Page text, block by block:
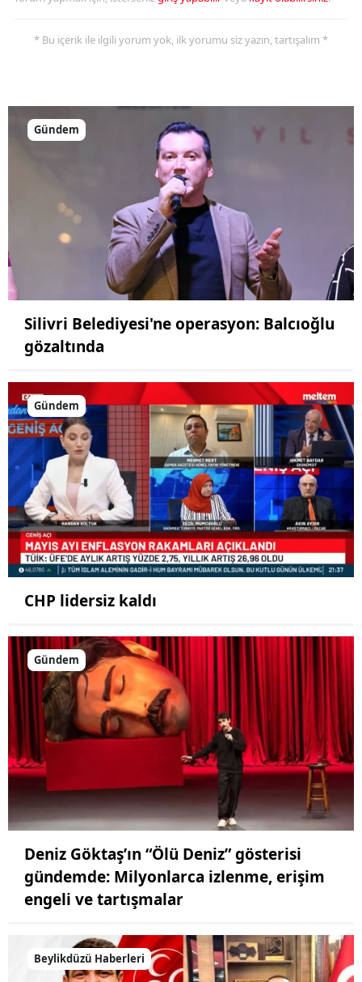
* Bu içerik ile ilgili yorum yok, ilk yorumu siz yazın, tartışalım *
Gündem
Silivri Belediyesi'ne operasyon: Balcıoğlu
gözaltında
Gündem
CHP lidersiz kaldı
Gündem
Deniz Göktaş’ın “Ölü Deniz” gösterisi
gündemde: Milyonlarca izlenme, erişim
engeli ve tartışmalar
Beylikdüzü Haberleri